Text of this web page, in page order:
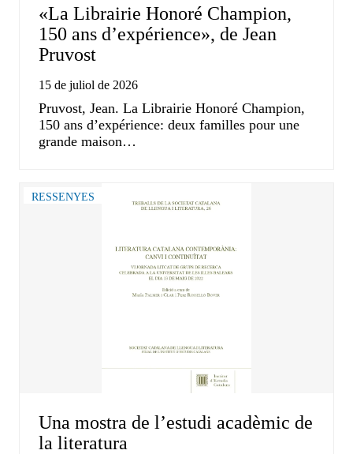
«La Librairie Honoré Champion,
150 ans d’expérience», de Jean
Pruvost
15 de juliol de 2026
Pruvost, Jean. La Librairie Honoré Champion,
150 ans d’expérience: deux familles pour une
grande maison…
RESSENYES
Una mostra de l’estudi acadèmic de
la literatura